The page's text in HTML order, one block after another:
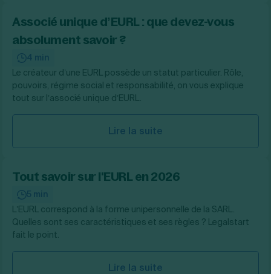
Associé unique d’EURL : que devez-vous
absolument savoir ?
4 min
Le créateur d’une EURL possède un statut particulier. Rôle,
pouvoirs, régime social et responsabilité, on vous explique
tout sur l’associé unique d’EURL.
Lire la suite
Tout savoir sur l'EURL en 2026
5 min
L’EURL correspond à la forme unipersonnelle de la SARL.
Quelles sont ses caractéristiques et ses règles ? Legalstart
fait le point.
Lire la suite